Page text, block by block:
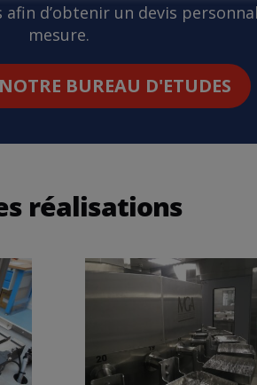
d’obtenir un devis
mesure.
BUREAU D'ETUDES
réalisations